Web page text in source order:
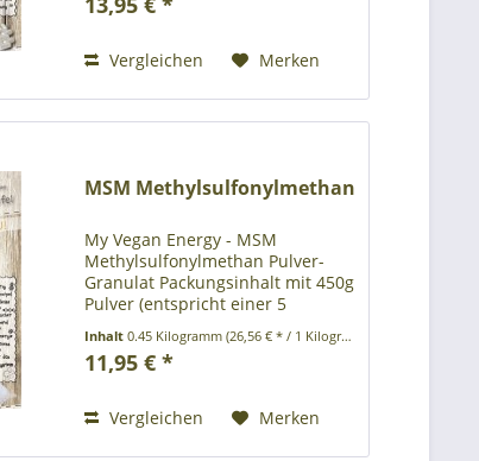
Kunststoff Produktbeschreibung:
Zutaten: Magnesiumoxid,
Magnesiumcitrat, HPMC =...
Vergleichen Merken
MSM Methylsulfonylmethan
My Vegan Energy - MSM
Methylsulfonylmethan Pulver-
Granulat Packungsinhalt mit 450g
Pulver (entspricht einer 5
Umweltfreundliche
Papierverpackung ohne
Nahrungsergänzungsmittel
Zutaten: MSM...
Inhalt0.45 Kilogramm(26,56 € * / 1 Kilogramm)
11,95 € *
Vergleichen Merken